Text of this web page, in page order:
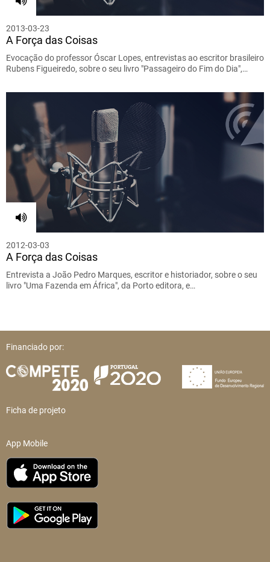
2013-03-23
A Força das Coisas
Evocação do professor Óscar Lopes, entrevistas ao escritor brasileiro
Rubens Figueiredo, sobre o seu livro "Passageiro do Fim do Dia",…
2012-03-03
A Força das Coisas
Entrevista a João Pedro Marques, escritor e historiador, sobre o seu
livro "Uma Fazenda em África", da Porto editora, e…
Financiado por:
Ficha de projeto
App Mobile